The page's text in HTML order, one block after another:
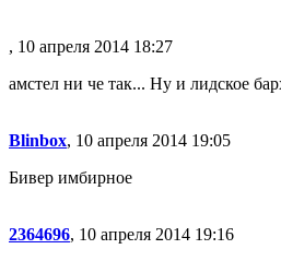
, 10 апреля 2014 18:27
амстел ни че так... Ну и лидское
Blinbox, 10 апреля 2014 19:05
Бивер имбирное
2364696, 10 апреля 2014 19:16